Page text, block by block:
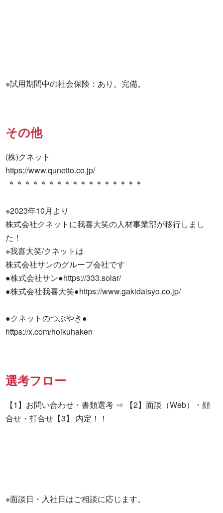
※試用期間中の社会保険：あり。完備。
その他
(株)クネット
https://www.qunetto.co.jp/
※2023年10月より
株式会社クネットに我喜大笑の人材事業部が移行しまし
た！
※我喜大笑/クネットは
株式会社サンのグループ会社です
●株式会社サン●https://333.solar/
●株式会社我喜大笑●https://www.gakidaisyo.co.jp/
●クネットのつぶやき●
https://x.com/hoikuhaken
選考フロー
【1】お問い合わせ・書類選考 ⇒ 【2】面談（Web）・顔
合せ・打合せ【3】 内定！！
※面談日・入社日はご相談に応じます。